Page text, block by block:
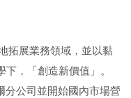
拓展業務領域，並以黏
，「創造新價值」。
公司並開始國內市場營